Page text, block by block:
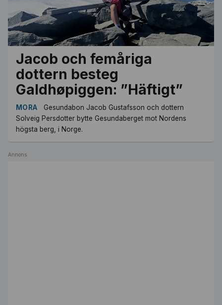
Jacob och femåriga
dottern besteg
Galdhøpiggen: ”Häftigt”
MORA
Gesundabon Jacob Gustafsson och dottern
Solveig Persdotter bytte Gesundaberget mot Nordens
högsta berg, i Norge.
Annons